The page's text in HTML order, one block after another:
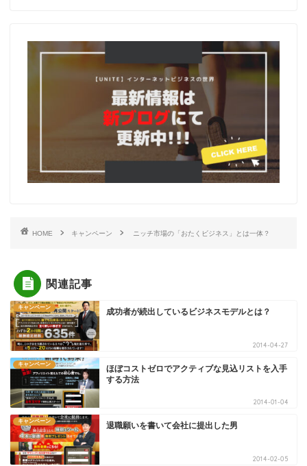
HOME キャンペーン ニッチ市場の「おたくビジネス」とは一体？
関連記事
キャンペーン 成功者が続出しているビジネスモデルとは？
2014-04-27
キャンペーン
ほぼコストゼロでアクティブな見込リストを入手
する方法
2014-01-04
キャンペーン 退職願いを書いて会社に提出した男
2014-02-05